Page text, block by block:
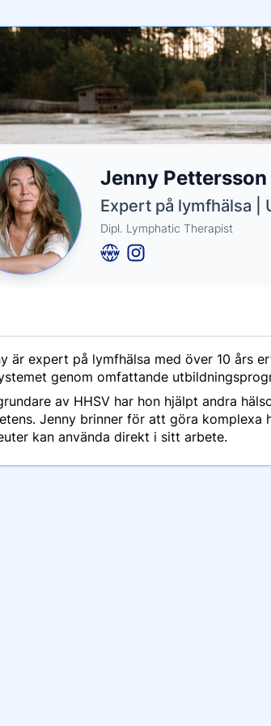
Name
Jenny Pettersson
Tagline
Expert på lymfhälsa |
Credentials
Dipl. Lymphatic Therapist
är expert på lymfhälsa med över 10 års
genom omfattande
av HHSV har hon hjälpt andra
Jenny brinner för att göra
kan använda direkt i sitt arbete.